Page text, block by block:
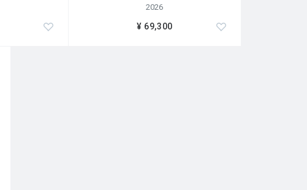
2026
¥ 69,300